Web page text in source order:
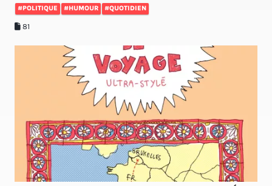
#POLITIQUE #HUMOUR #QUOTIDIEN
81